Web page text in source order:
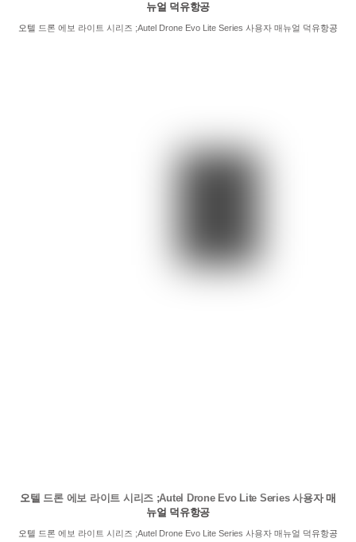
뉴얼 덕유항공
오텔 드론 에보 라이트 시리즈 ;Autel Drone Evo Lite Series 사용자 매뉴얼 덕유항공
오텔 드론 에보 라이트 시리즈 ;Autel Drone Evo Lite Series 사용자 매
뉴얼 덕유항공
오텔 드론 에보 라이트 시리즈 ;Autel Drone Evo Lite Series 사용자 매뉴얼 덕유항공